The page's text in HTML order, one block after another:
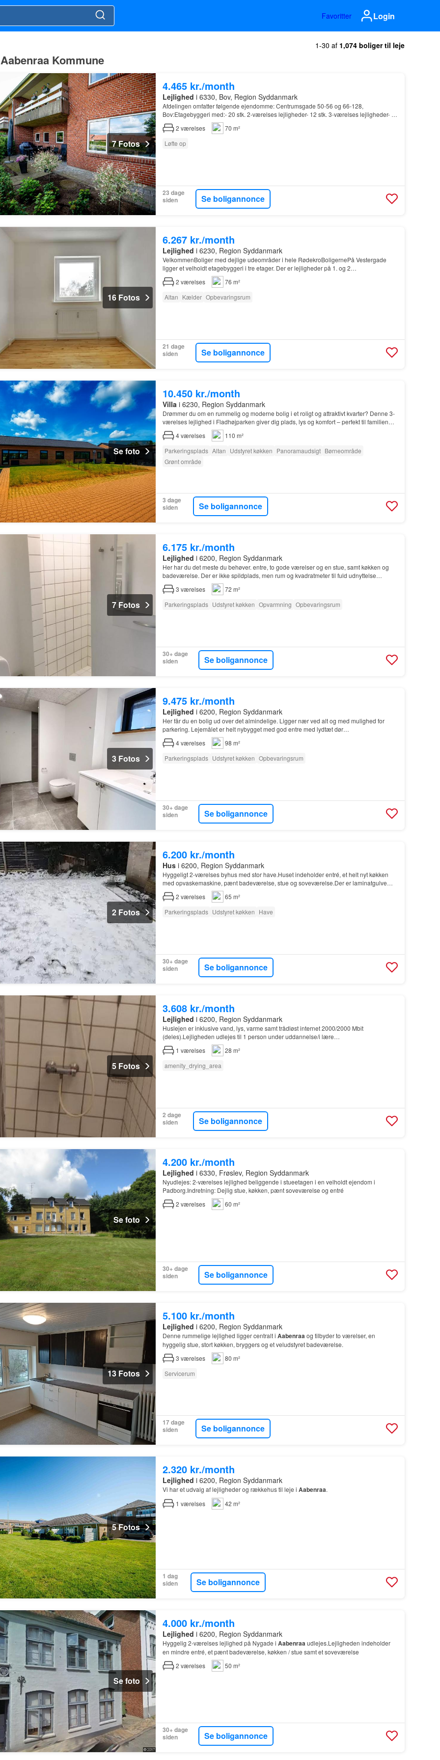
Favoritter Login
1-30 af 1,074 boliger til leje
Kommune
7 Fotos
4.465 kr./month
Lejlighed i 6330, Bov, Region Syddanmark
Afdelingen omfatter følgende ejendomme: Centrumsgade 50-56 og 66-128,
Bov:Etagebyggeri med:- 20 stk. 2-værelses lejligheder- 12 stk. 3-værelses lejligheder- 4
stk. 4-værelses lejlighederOpført i 1984…
2 værelses
70 m²
Løfte op
23 dage
siden
Se boligannonce
16 Fotos
6.267 kr./month
Lejlighed i 6230, Region Syddanmark
VelkommenBoliger med dejlige udeområder i hele RødekroBoligernePå Vestergade
ligger et velholdt etagebyggeri i tre etager. Der er lejligheder på 1. og 2…
2 værelses
76 m²
Altan Kælder Opbevaringsrum
21 dage
siden
Se boligannonce
Se foto
10.450 kr./month
Villa i 6230, Region Syddanmark
Drømmer du om en rummelig og moderne bolig i et roligt og attraktivt kvarter? Denne 3-
værelses lejlighed i Fladhøjparken giver dig plads, lys og komfort – perfekt til familien
eller parret, der ønsker ekstra plads…
4værelses
110 m²
Parkeringsplads Altan Udstyret køkken Panoramaudsigt Børneområde
Grønt område
3 dage
siden
Se boligannonce
7 Fotos
6.175 kr./month
Lejlighed i 6200, Region Syddanmark
Her har du det meste du behøver. entre, to gode værelser og en stue, samt køkken og
badeværelse. Der er ikke spildplads, men rum og kvadratmeter til fuld udnyttelse…
3 værelses
72 m²
Parkeringsplads Udstyret køkken Opvarmning Opbevaringsrum
30+ dage
siden
Se boligannonce
3 Fotos
9.475 kr./month
Lejlighed i 6200, Region Syddanmark
Her får du en bolig ud over det almindelige. Ligger nær ved alt og med mulighed for
parkering. Lejemålet er helt nybygget med god entre med lydtæt dør…
4værelses
98 m²
Parkeringsplads Udstyret køkken Opbevaringsrum
30+ dage
siden
Se boligannonce
2 Fotos
6.200 kr./month
Husi 6200, Region Syddanmark
Hyggeligt 2-værelses byhus med stor have.Huset indeholder entré, et helt nyt køkken
med opvaskemaskine, pænt badeværelse, stue og soveværelse.Der er laminatgulve
overalt og en ny kombineret vaskemaskine/tørretumbler.Fra huset…
2 værelses
65 m²
Parkeringsplads Udstyret køkken Have
30+ dage
siden
Se boligannonce
5 Fotos
3.608 kr./month
Lejlighed i 6200, Region Syddanmark
Huslejen er inklusive vand, lys, varme samt trådløst internet 2000/2000 Mbit
(deles).Lejligheden udlejes til 1 person under uddannelse/i lære…
1 værelses
28 m²
amenity_drying_area
2 dage
siden
Se boligannonce
Se foto
4.200 kr./month
Lejlighed i 6330, Frøslev, Region Syddanmark
Nyudlejes: 2-værelses lejlighed beliggende i stueetagen i en velholdt ejendom i
Padborg.Indretning: Dejlig stue, køkken, pænt soveværelse og entré
2 værelses 60 m²
30+ dage
siden
Se boligannonce
13 Fotos
5.100 kr./month
Lejlighed i 6200, Region Syddanmark
Denne rummelige lejlighed ligger centralt i Aabenraaog tilbyder to værelser, en
hyggelig stue, stort køkken, bryggers og et veludstyret badeværelse.
3 værelses
80 m²
Servicerum
17 dage
siden
Se boligannonce
5 Fotos
2.320 kr./month
Lejlighed i 6200, Region Syddanmark
Vi har et udvalg af lejligheder og rækkehus til leje i Aabenraa.
1 værelses 42 m²
1 dag
siden
Se boligannonce
Se foto
4.000 kr./month
Lejlighed i 6200, Region Syddanmark
Hyggelig 2-værelses lejlighed på Nygade i Aabenraaudlejes.Lejligheden indeholder
en mindre entré, et pænt badeværelse, køkken / stue samt et soveværelse
2 værelses 50 m²
30+ dage
siden
Se boligannonce